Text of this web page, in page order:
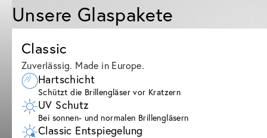
Unsere Glaspakete
Classic
Zuverlässig. Made in Europe.
Hartschicht
Schützt die Brillengläser vor Kratzern
UV Schutz
Bei sonnen- und normalen Brillengläsern
Classic Entspiegelung